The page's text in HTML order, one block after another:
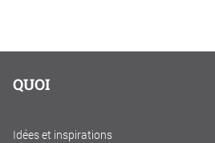
QUOI
Idées et inspirations